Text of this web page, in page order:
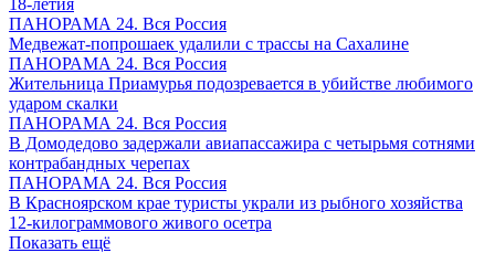
18-летия
ПАНОРАМА 24. Вся Россия
Медвежат-попрошаек удалили с трассы на Сахалине
ПАНОРАМА 24. Вся Россия
Жительница Приамурья подозревается в убийстве любимого
ударом скалки
ПАНОРАМА 24. Вся Россия
В Домодедово задержали авиапассажира с четырьмя сотнями
контрабандных черепах
ПАНОРАМА 24. Вся Россия
В Красноярском крае туристы украли из рыбного хозяйства
12-килограммового живого осетра
Показать ещё